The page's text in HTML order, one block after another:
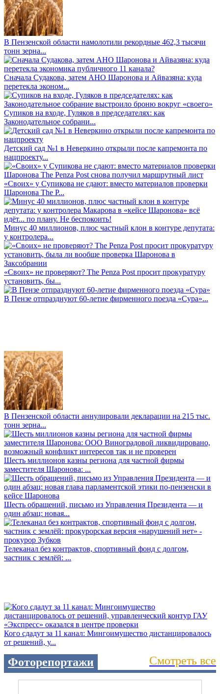
В Пензенской области намолотили рекордные 462,3 тысячи
тонн зерна...
Сначала Судакова, затем АНО Шаронова и Айвазяна: куда
перетекла эконом...
Супиков на входе, Гуляков в председателях: как
Законодательное собрани...
Детский сад №1 в Неверкино открыли после капремонта по
нацпроекту...
«Своих» у Супикова не сдают: вместо материалов проверки
Шаронова The P...
Минус 40 миллионов, плюс частный клон в контуре депутата:
у контролера...
«Своих» не проверяют? The Penza Post просит прокуратуру
установить, бы...
В Пензе отпразднуют 60-летие фирменного поезда «Сура»...
В Пензенской области аннулировали декларации на 215 тыс.
тонн зерна...
Шесть миллионов казны региона для частной фирмы
заместителя Шаронова: ...
Шесть обращений, письмо из Управления Президента — и
один абзац: новая...
Телеканал без контрактов, спортивный фонд с долгом,
частник с землёй: ...
Кого сдадут за 11 канал: Мингоимущество дистанцировалось
от решений, у...
Фоторепортажи Смотреть все